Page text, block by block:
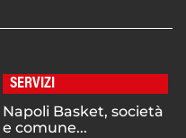
SERVIZI
Napoli Basket, società
e comune...